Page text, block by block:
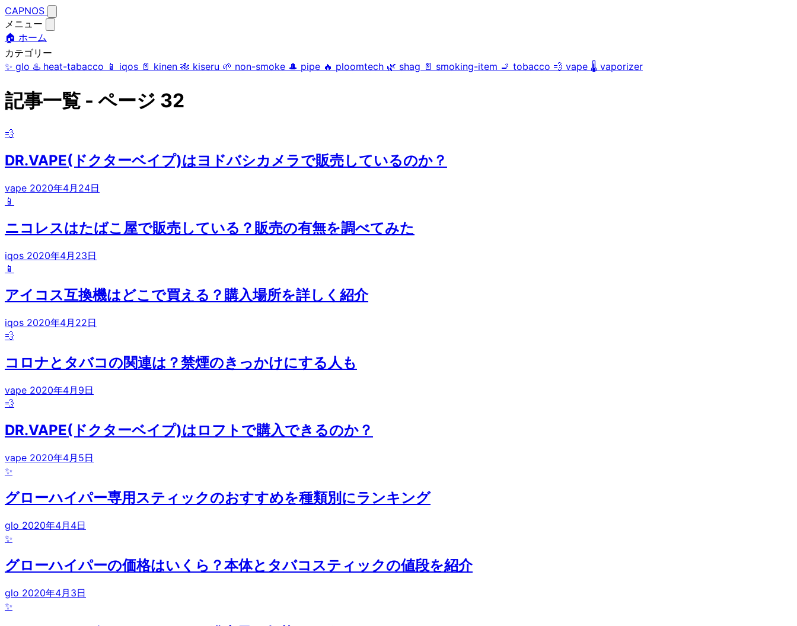
CAPNOS
メニュー
🏠 ホーム
カテゴリー
✨ glo ♨️ heat-tabacco 📱 iqos 📄 kinen 🎋 kiseru 🌱 non-smoke 🎩 pipe 🔥 ploomtech 🌿 shag 📄 smoking-item 🚬 tobacco 💨 vape 🌡️ vaporizer
記事一覧 - ページ 32
💨
DR.VAPE(ドクターベイプ)はヨドバシカメラで販売しているのか？
vape 2020年4月24日
📱
ニコレスはたばこ屋で販売している？販売の有無を調べてみた
iqos 2020年4月23日
📱
アイコス互換機はどこで買える？購入場所を詳しく紹介
iqos 2020年4月22日
💨
コロナとタバコの関連は？禁煙のきっかけにする人も
vape 2020年4月9日
💨
DR.VAPE(ドクターベイプ)はロフトで購入できるのか？
vape 2020年4月5日
✨
グローハイパー専用スティックのおすすめを種類別にランキング
glo 2020年4月4日
✨
グローハイパーの価格はいくら？本体とタバコスティックの値段を紹介
glo 2020年4月3日
✨